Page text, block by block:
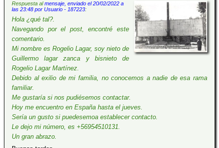
Respuesta almensaje, enviado el 20/02/2022 a
las 23:48 por Usuario - 187223:
Hola ¿qué tal?.
Navegando por el post, encontré este
comentario.
Mi nombre es Rogelio Lagar, soy nieto de
Guillermo lagar zanca y bisnieto de
Rogelio Lagar Martínez.
Debido al exilio de mi familia, no conocemos a nadie de esa rama
familiar.
Me gustaría si nos pudiésemos contactar.
Hoy me encuentro en España hasta el jueves.
Sería un gusto si puedesemoa establecer contacto.
Le dejo mi número, es +56954510131.
Un gran abrazo.